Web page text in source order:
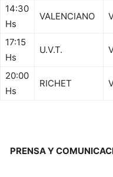
14:30
Hs
VALENCIANO
17:15
Hs
U.V.T.
20:00
Hs
RICHET
PRENSA Y